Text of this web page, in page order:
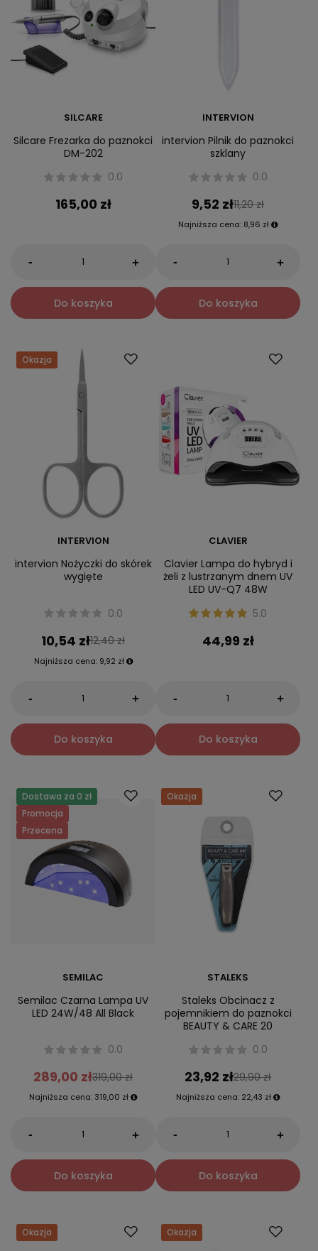
SILCARE
Silcare Frezarka do paznokci
DM-202
0.0
165,00 zł
- +
Do koszyka
INTERVION
intervion Pilnik do paznokci
szklany
0.0
9,52 zł11,20 zł
Najniższa cena: 8,96 zł
- +
Do koszyka
Okazja
INTERVION
intervion Nożyczki do skórek
wygięte
0.0
10,54 zł12,40 zł
Najniższa cena: 9,92 zł
- +
Do koszyka
CLAVIER
Clavier Lampa do hybryd i
żeli z lustrzanym dnem UV
LED UV-Q7 48W
5.0
44,99 zł
- +
Do koszyka
Dostawa za 0 zł
Promocja
Przecena
SEMILAC
Semilac Czarna Lampa UV
LED 24W/48 All Black
0.0
289,00 zł319,00 zł
Najniższa cena: 319,00 zł
- +
Do koszyka
Okazja
STALEKS
Staleks Obcinacz z
pojemnikiem do paznokci
BEAUTY & CARE 20
0.0
23,92 zł29,90 zł
Najniższa cena: 22,43 zł
- +
Do koszyka
Okazja Okazja